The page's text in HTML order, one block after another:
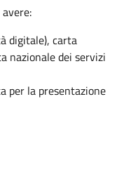
digitale), carta
nazionale dei servizi
per la presentazione